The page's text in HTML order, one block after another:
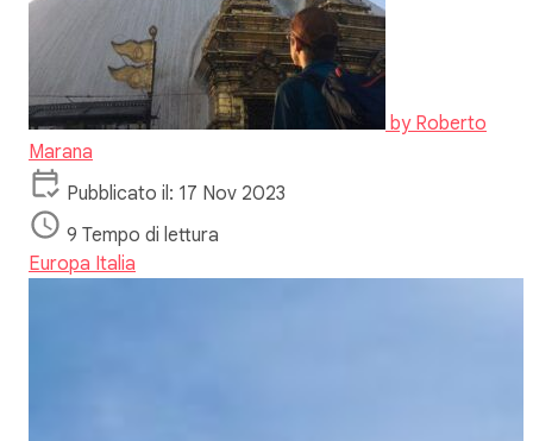
by Roberto
Marana
Pubblicato il: 17 Nov 2023
9 Tempo di lettura
Europa Italia